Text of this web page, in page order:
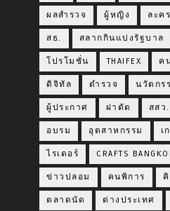
ผลสำรวจ ผู้หญิง ละคร
สธ. สลากกินแบ่งรัฐบาล
โปรโมชั่น THAIFEX ค
ดิจิทัล ตำรวจ นวัตกร
ผู้ประกาศ ผ่าตัด สสว.
อบรม อุตสาหกรรม เ
ไรเดอร์ CRAFTS
ข่าวปลอม คนพิการ
ตลาดนัด ต่างประเทศ